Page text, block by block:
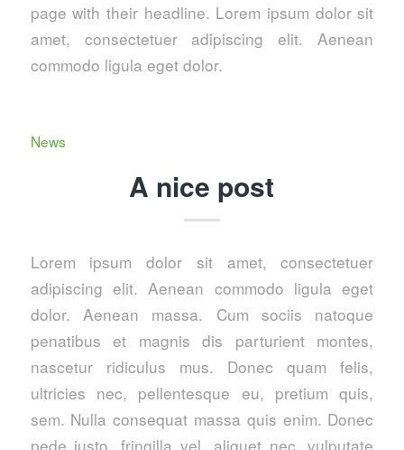
page with their headline. Lorem ipsum dolor sit
amet, consectetuer adipiscing elit. Aenean
commodo ligula eget dolor.
News
A nice post
Lorem ipsum dolor sit amet, consectetuer
adipiscing elit. Aenean commodo ligula eget
dolor. Aenean massa. Cum sociis natoque
penatibus et magnis dis parturient montes,
nascetur ridiculus mus. Donec quam felis,
ultricies nec, pellentesque eu, pretium quis,
sem. Nulla consequat massa quis enim. Donec
pede justo, fringilla vel, aliquet nec, vulputate